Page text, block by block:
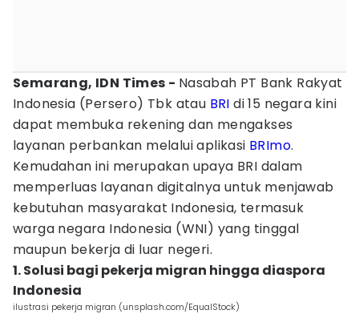
Semarang, IDN Times - Nasabah PT Bank Rakyat
Indonesia (Persero) Tbk atau BRI di 15 negara kini
dapat membuka rekening dan mengakses
layanan perbankan melalui aplikasi BRImo.
Kemudahan ini merupakan upaya BRI dalam
memperluas layanan digitalnya untuk menjawab
kebutuhan masyarakat Indonesia, termasuk
warga negara Indonesia (WNI) yang tinggal
maupun bekerja di luar negeri.
1. Solusi bagi pekerja migran hingga diaspora
Indonesia
ilustrasi pekerja migran (unsplash.com/EqualStock)